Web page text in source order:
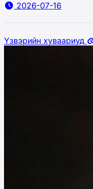
2026-07-16
Үзвэрийн хуваариуд